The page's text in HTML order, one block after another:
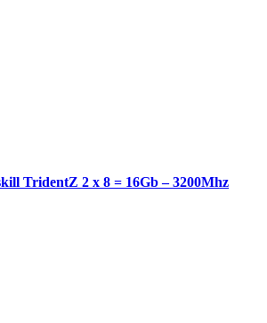
TridentZ 2 x 8 = 16Gb – 3200Mhz